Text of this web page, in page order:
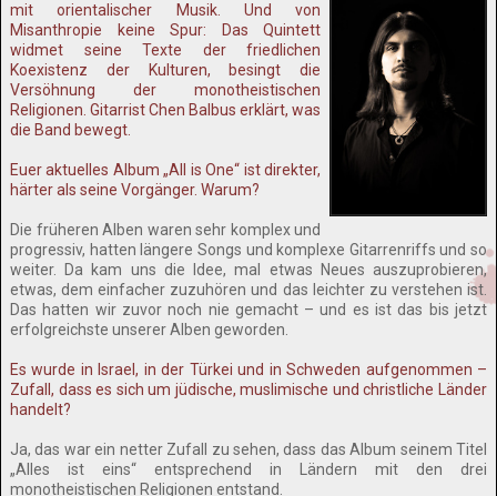
mit orientalischer Musik. Und von
Misanthropie keine Spur: Das Quintett
widmet seine Texte der friedlichen
Koexistenz der Kulturen, besingt die
Versöhnung der monotheistischen
Religionen. Gitarrist Chen Balbus erklärt, was
die Band bewegt.
Euer aktuelles Album „All is One“ ist direkter,
härter als seine Vorgänger. Warum?
Die früheren Alben waren sehr komplex und
progressiv, hatten längere Songs und komplexe Gitarrenriffs und so
weiter. Da kam uns die Idee, mal etwas Neues auszuprobieren,
etwas, dem einfacher zuzuhören und das leichter zu verstehen ist.
Das hatten wir zuvor noch nie gemacht – und es ist das bis jetzt
erfolgreichste unserer Alben geworden.
Es wurde in Israel, in der Türkei und in Schweden aufgenommen –
Zufall, dass es sich um jüdische, muslimische und christliche Länder
handelt?
Ja, das war ein netter Zufall zu sehen, dass das Album seinem Titel
„Alles ist eins“ entsprechend in Ländern mit den drei
monotheistischen Religionen entstand.